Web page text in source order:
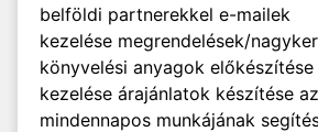
belföldi partnerekkel e-mailek
kezelése megrendelések/
könyvelési anyagok
kezelése árajánlatok készítése
mindennapos munkájának